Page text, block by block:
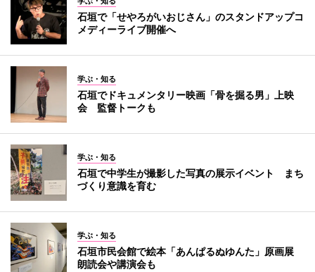
石垣で「せやろがいおじさん」のスタンドアップコ
メディーライブ開催へ
学ぶ・知る
石垣でドキュメンタリー映画「骨を掘る男」上映
会 監督トークも
学ぶ・知る
石垣で中学生が撮影した写真の展示イベント まち
づくり意識を育む
学ぶ・知る
石垣市民会館で絵本「あんぱるぬゆんた」原画展
朗読会や講演会も